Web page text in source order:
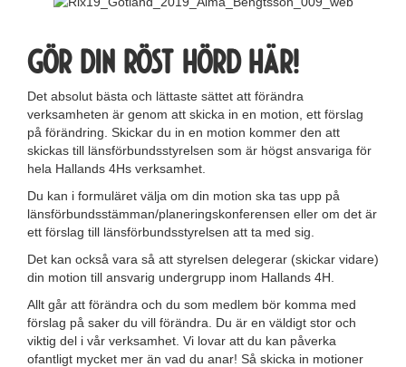
Gör din röst hörd här!
Det absolut bästa och lättaste sättet att förändra
verksamheten är genom att skicka in en motion, ett förslag
på förändring. Skickar du in en motion kommer den att
skickas till länsförbundsstyrelsen som är högst ansvariga för
hela Hallands 4Hs verksamhet.
Du kan i formuläret välja om din motion ska tas upp på
länsförbundsstämman/planeringskonferensen eller om det är
ett förslag till länsförbundsstyrelsen att ta med sig.
Det kan också vara så att styrelsen delegerar (skickar vidare)
din motion till ansvarig undergrupp inom Hallands 4H.
Allt går att förändra och du som medlem bör komma med
förslag på saker du vill förändra. Du är en väldigt stor och
viktig del i vår verksamhet. Vi lovar att du kan påverka
ofantligt mycket mer än vad du anar! Så skicka in motioner